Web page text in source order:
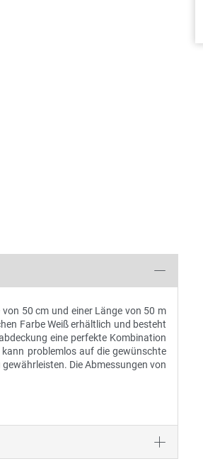
50 cm und einer Länge von 50 m
Farbe Weiß erhältlich und besteht
eine perfekte Kombination
problemlos auf die gewünschte
Die Abmessungen von